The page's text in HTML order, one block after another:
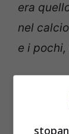
era
nel
e i pochi,